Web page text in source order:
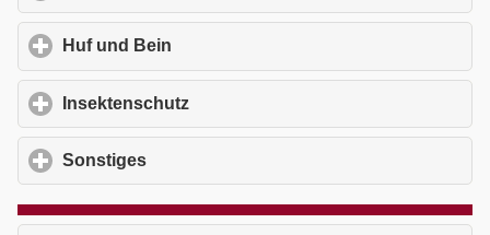
Huf und Bein
Insektenschutz
Sonstiges